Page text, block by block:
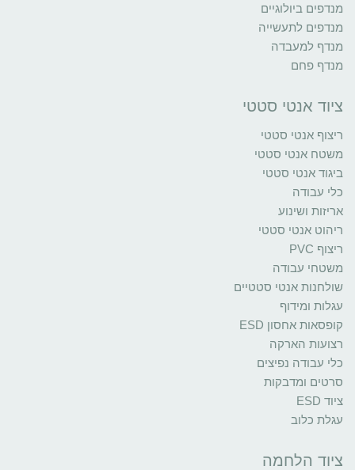
מנדפים ביולוגיים
מנדפים לתעשייה
מנדף למעבדה
מנדף פחם
ציוד אנטי סטטי
ריצוף אנטי סטטי
משטח אנטי סטטי
ביגוד אנטי סטטי
כלי עבודה
אריזות ושינוע
ריהוט אנטי סטטי
ריצוף PVC
משטחי עבודה
שולחנות אנטי סטטיים
עגלות ומידוף
קופסאות אחסון ESD
רצועות הארקה
כלי עבודה נפיצים
סרטים ומדבקות
ציוד ESD
עגלת כלוב
ציוד הלחמה